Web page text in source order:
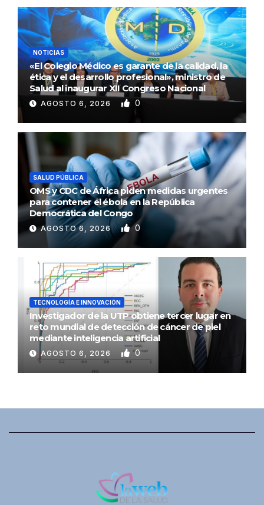
NOTICIAS
«El Colegio Médico es garante de la calidad, la
ética y el desarrollo profesional», ministro de
Salud al inaugurar XII Congreso Nacional
AGOSTO 6, 2026 0
SALUD PÚBLICA
OMS y CDC de África piden medidas urgentes
para contener el ébola en la República
Democrática del Congo
AGOSTO 6, 2026 0
TECNOLOGÍA E INNOVACIÓN
Investigador de la UTP obtiene tercer lugar en
reto mundial de detección de cáncer de piel
mediante inteligencia artificial
AGOSTO 6, 2026 0